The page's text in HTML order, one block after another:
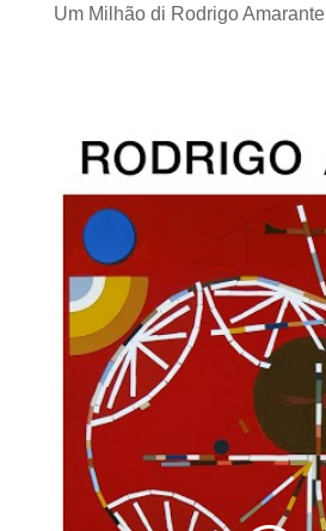
Um Milhão di Rodrigo Amarante